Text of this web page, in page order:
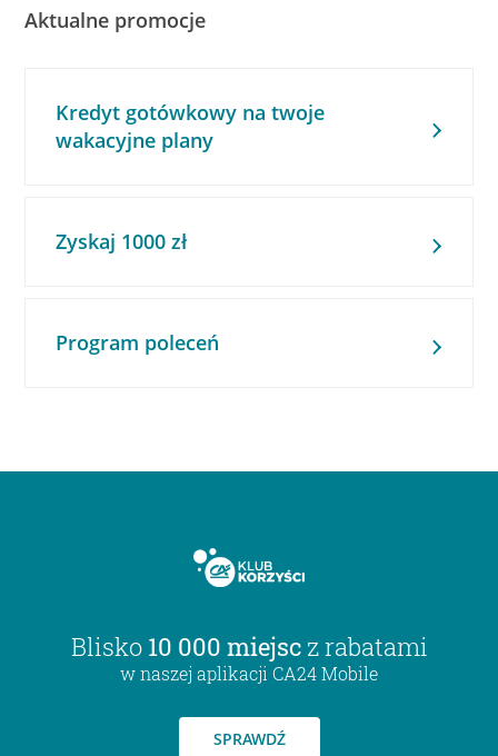
Aktualne promocje
Kredyt gotówkowy na twoje
wakacyjne plany
Zyskaj 1000 zł
Program poleceń
Blisko 10 000 miejsc z rabatami
w naszej aplikacji CA24 Mobile
SPRAWDŹ